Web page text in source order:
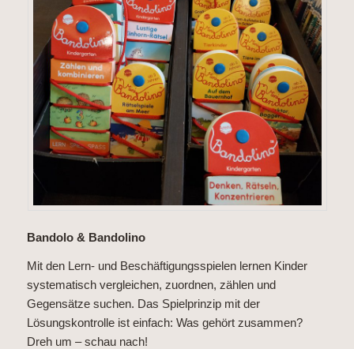
Bandolo & Bandolino
Mit den Lern- und Beschäftigungsspielen lernen Kinder
systematisch vergleichen, zuordnen, zählen und
Gegensätze suchen. Das Spielprinzip mit der
Lösungskontrolle ist einfach: Was gehört zusammen?
Dreh um – schau nach!